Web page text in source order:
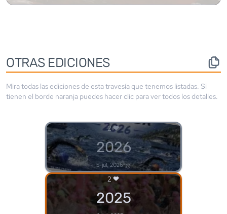
OTRAS EDICIONES
Mira todas las ediciones de esta travesía que tenemos listadas. Si
tienen el borde naranja puedes hacer clic para ver todos los detalles.
2
2026
5-jul, 2026
2
2025